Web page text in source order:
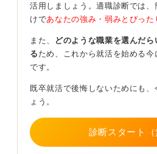
な動機と、アルバイト経験をビ
言葉（例：正確なレジ対応を「
ールすることが大切です。
またハローワークなどの公的な就
も活用しましょう。フリーター期
活用しましょう。適職診断では
けであなたの強み・弱みとぴった
また、
どのような職業を選んだ
る ため、これから就活を始める今
です。
既卒就活で後悔しないためにも
ょう。
診断スタート（